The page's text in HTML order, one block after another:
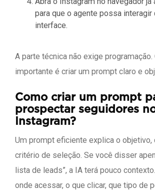
para que o agente possa interagir
interface.
A parte técnica não exige
importante é criar um prompt claro e
Como criar um prompt
prospectar seguidores
Instagram?
Um prompt eficiente explica o objetivo,
critério de seleção. Se você disser
lista de leads”, a IA terá pouco
onde acessar, o que clicar, que tipo de